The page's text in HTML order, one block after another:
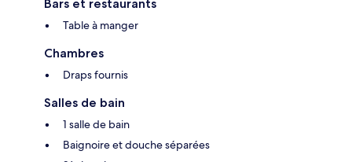
Bars et restaurants
Table à manger
Chambres
Draps fournis
Salles de bain
1 salle de bain
Baignoire et douche séparées